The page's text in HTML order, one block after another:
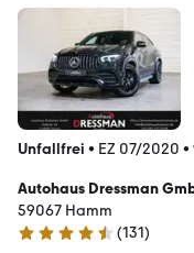
Unfallfrei • EZ 07/2020 •
Autohaus Dressman
59067 Hamm
4.6 Sterne
(131)